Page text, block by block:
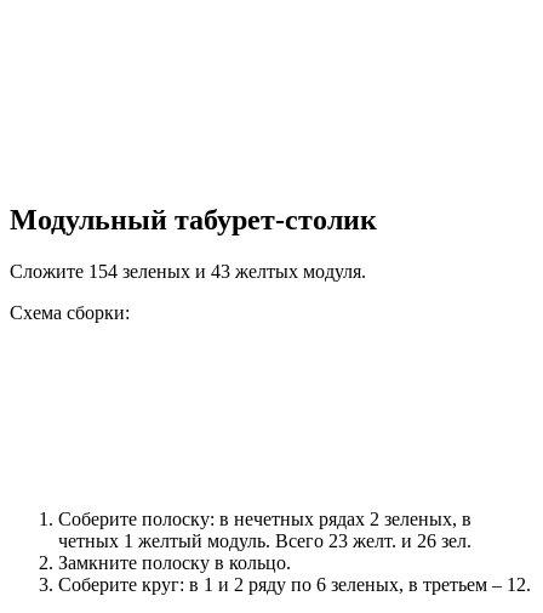
Модульный табурет-столик
Сложите 154 зеленых и 43 желтых модуля.
Схема сборки:
Соберите полоску: в нечетных рядах 2 зеленых, в
четных 1 желтый модуль. Всего 23 желт. и 26 зел.
Замкните полоску в кольцо.
Соберите круг: в 1 и 2 ряду по 6 зеленых, в третьем – 12.